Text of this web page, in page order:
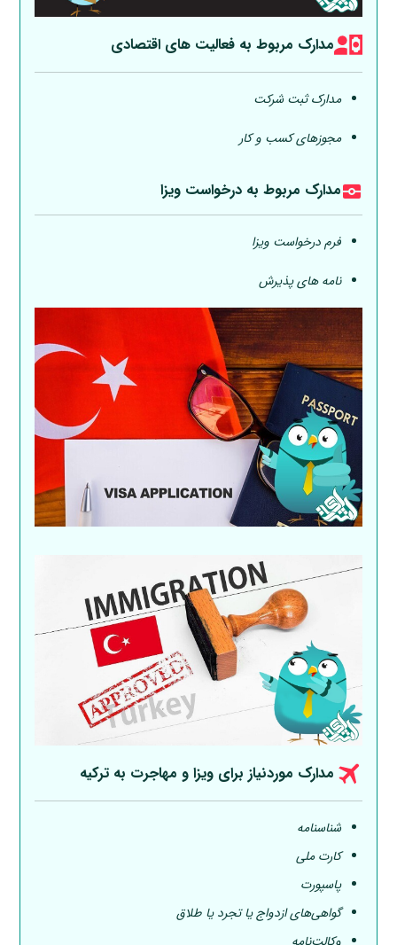
مدارک مربوط به فعالیت های اقتصادی
مدارک ثبت شرکت
مجوزهای کسب و کار
مدارک مربوط به درخواست ویزا
فرم درخواست ویزا
نامه های پذیرش
مدارک موردنیاز برای ویزا و مهاجرت به ترکیه
شناسنامه
کارت ملی
پاسپورت
گواهی‌های ازدواج یا تجرد یا طلاق